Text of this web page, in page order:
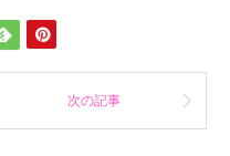
次の記事